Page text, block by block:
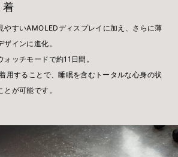
やすいAMOLEDディスプレイに加え、さらに薄
インに進化。
ッチモードで約11日間。
用することで、睡眠を含むトータルな心身の状
が可能です。